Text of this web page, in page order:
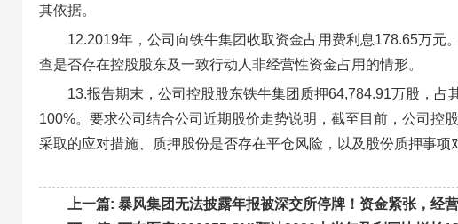
其依据。
12.2019年，公司向铁牛集团收取资金占用费利息178.65万元
查是否存在控股股东及一致行动人非经营性资金占用的情形。
13.报告期末，公司控股股东铁牛集团质押64,784.91万股，
100%。要求公司结合公司近期股价走势说明，截至目前，公司控
采取的应对措施、质押股份是否存在平仓风险，以及股份质押事项
上一篇: 暴风集团无法披露年报被深交所停牌！资金紧张，经